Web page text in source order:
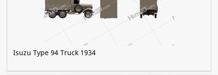
Isuzu Type 94 Truck 1934